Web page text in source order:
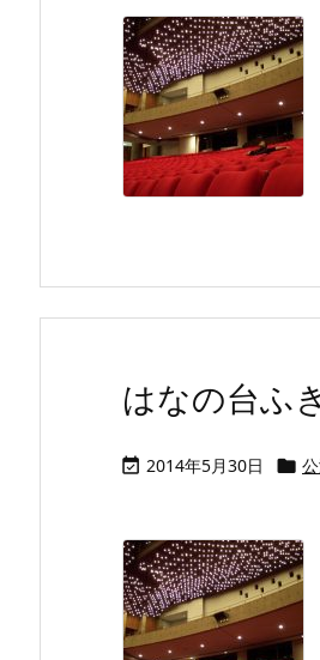
はなの台ふ
 2014年5月30日 